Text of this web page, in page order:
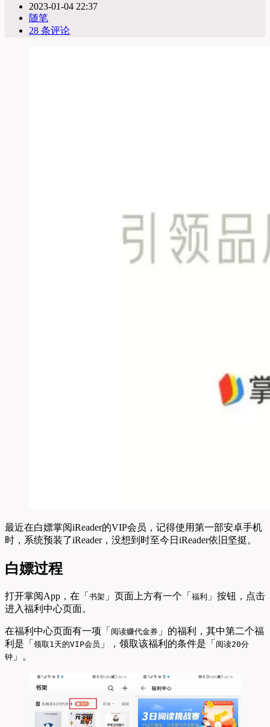
2023-01-04 22:37
随笔
28 条评论
最近在白嫖掌阅iReader的VIP会员，记得使用第一部安卓手机
时，系统预装了iReader，没想到时至今日iReader依旧坚挺。
白嫖过程
打开掌阅App，在「 书架 」页面上方有一个「 福利 」按钮，点击
进入福利中心页面。
在福利中心页面有一项「 阅读赚代金券 」的福利，其中第二个福
利是「 领取1天的VIP会员 」，领取该福利的条件是「 阅读20分
钟 」。